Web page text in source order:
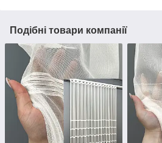
Подібні товари компанії